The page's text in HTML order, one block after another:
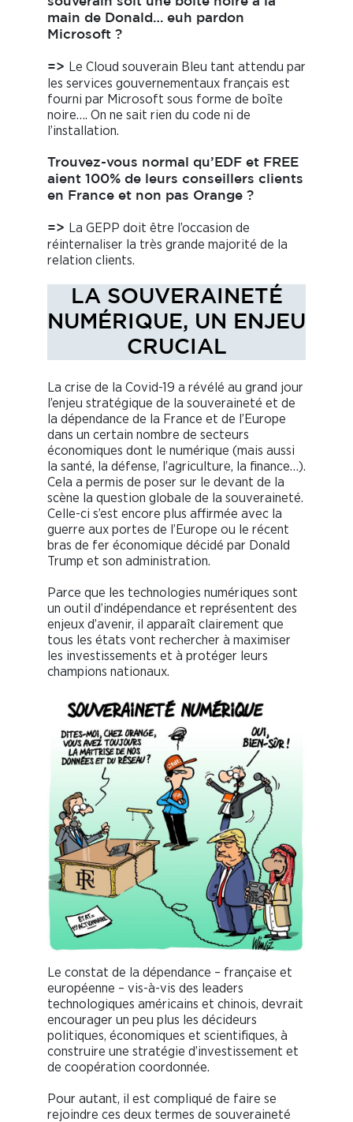
main de Donald… euh pardon
Microsoft ?
=> Le Cloud souverain Bleu tant attendu par
les services gouvernementaux français est
fourni par Microsoft sous forme de boîte
noire…. On ne sait rien du code ni de
l’installation.
Trouvez-vous normal qu’EDF et FREE
aient 100% de leurs conseillers clients
en France et non pas Orange ?
=> La GEPP doit être l’occasion de
réinternaliser la très grande majorité de la
relation clients.
LA SOUVERAINETÉ
NUMÉRIQUE, UN ENJEU
CRUCIAL
La crise de la Covid-19 a révélé au grand jour
l’enjeu stratégique de la souveraineté et de
la dépendance de la France et de l’Europe
dans un certain nombre de secteurs
économiques dont le numérique (mais aussi
la santé, la défense, l’agriculture, la finance…).
Cela a permis de poser sur le devant de la
scène la question globale de la souveraineté.
Celle-ci s’est encore plus affirmée avec la
guerre aux portes de l’Europe ou le récent
bras de fer économique décidé par Donald
Trump et son administration.
Parce que les technologies numériques sont
un outil d’indépendance et représentent des
enjeux d’avenir, il apparaît clairement que
tous les états vont rechercher à maximiser
les investissements et à protéger leurs
champions nationaux.
Le constat de la dépendance – française et
européenne – vis-à-vis des leaders
technologiques américains et chinois, devrait
encourager un peu plus les décideurs
politiques, économiques et scientifiques, à
construire une stratégie d’investissement et
de coopération coordonnée.
Pour autant, il est compliqué de faire se
rejoindre ces deux termes de souveraineté